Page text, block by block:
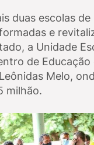
duas escolas
e
a Unidade
de
Melo,
milhão.